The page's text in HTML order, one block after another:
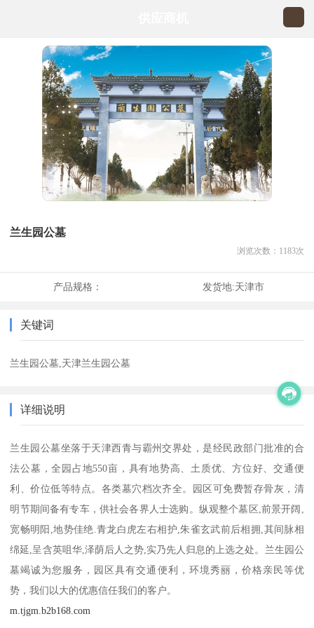
兰生园公墓
浏览次数： 1183次
产品规格： 发货地:天津市
关键词
兰生园公墓,天津兰生园公墓
详细说明
兰生园公墓坐落于天津西青与霸州交界处，是经民政部门批准的合
法公墓，全园占地550亩，具有地势高、土质优、方位好、交通便
利、价位低等特点。各类墓穴档次齐全。园区可免费暂存骨灰，清
明节期间备有专车，供社会各界人士选购。纵观整个墓区,前景开阔,
宽畅明阳,地势佳绝.青龙白虎左右相护,朱雀玄武前后相拥,其间脉相
绵延,呈含英咀华,泽荫后人之势,实乃先人归息的上选之处。兰生园公
墓竭诚为您服务，园区具有交通便利，环境秀丽，价格亲民等优
势，我们以大的优惠信任我们的客户。
m.tjgm.b2b168.com